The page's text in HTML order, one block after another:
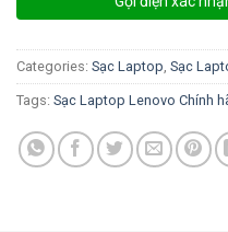
Categories: Sạc Laptop, Sạc
Tags: Sạc Laptop Lenovo Chính